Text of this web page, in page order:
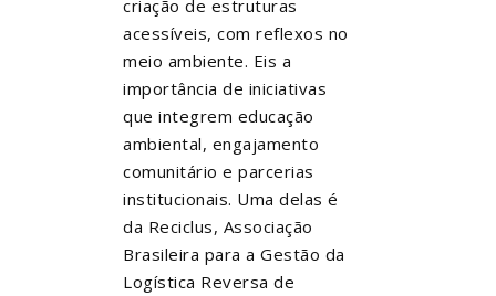
criação de estruturas
acessíveis, com reflexos no
meio ambiente. Eis a
importância de iniciativas
que integrem educação
ambiental, engajamento
comunitário e parcerias
institucionais. Uma delas é
da Reciclus, Associação
Brasileira para a Gestão da
Logística Reversa de